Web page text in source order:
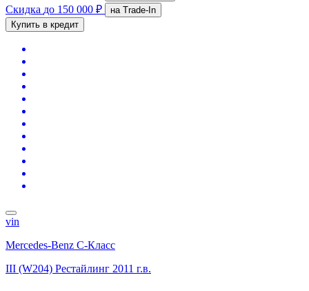
Скидка до 150 000 ₽
на Trade-In
Купить в кредит
vin
Mercedes-Benz C-Класс
III (W204) Рестайлинг 2011 г.в.